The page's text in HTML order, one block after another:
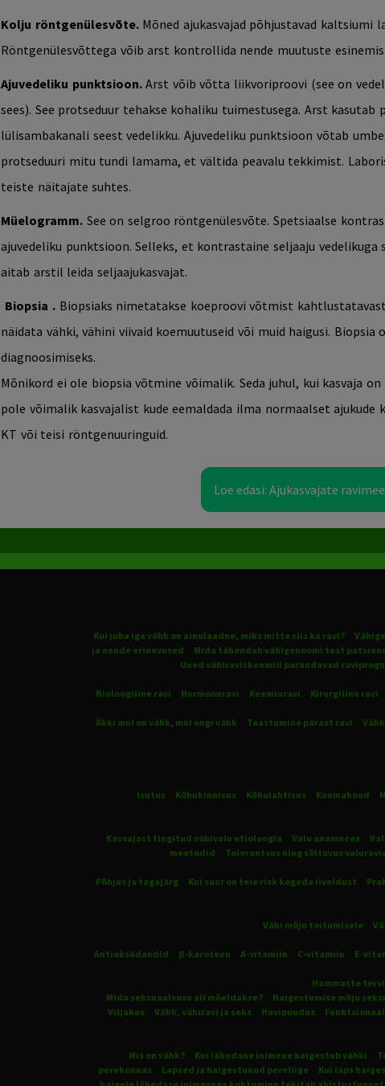
Kolju röntgenülesvõte. Mõned ajukasvajad põhjustavad kaltsiumi
Röntgenülesvõttega võib arst kontrollida nende muutuste
Ajuvedeliku punktsioon.Arst võib võtta liikvoriproovi (see on
sees). See protseduur tehakse kohaliku tuimestusega. Arst
lülisambakanali seest vedelikku. Ajuvedeliku punktsioon võtab
protseduuri mitu tundi lamama, et vältida peavalu tekkimist.
teiste näitajate suhtes.
Müelogramm. See on selgroo röntgenülesvõte. Spetsiaalse
ajuvedeliku punktsioon. Selleks, et kontrastaine seljaaju
aitab arstil leida seljaajukasvajat.
Biopsia . Biopsiaks nimetatakse koeproovi võtmist
näidata vähki, vähini viivaid koemuutuseid või muid haigusi. Biopsia
diagnoosimiseks.
Mõnikord ei ole biopsiavõtmine võimalik. Seda juhul, kui kasvajaon
pole võimalik kasvajalist kude eemaldada ilma normaalset ajukude
KT või teisi röntgenuuringuid.
Loe edasi: Ajukasvajate
Kui juba iga vähk on ainulaadne, miks mitte siis ka ravi?
ja nende erinevused
Mida tähendab vähigenoomi test
Uued vähiraviskeemid parandavad
Bioloogiline ravi
Hormoonravi Keemiaravi Kirurgiline ravi
Äkki mul on vähk, mul ongi vähk
Taastumine pärast ravi
Isutus
Kõhukinnisus Kõhulahtisus Kuumahood
Kasvajast tingitud vähivalu etioloogia
Valu anamnees
meetodid
Tolerantsus ning sõltuvus valuravis
Põhjus ja tagajärg
Kui suur on teie risk kogeda iiveldust
Vähi mõju toitumisele
Antioksüdandid
β-karoteen A-vitamiin C-vitamiin E-
Hammaste
Mida seksuaalsuse all mõeldakse?
Haigestumise mõju
Viljakus
Vähk, vähiravi ja seks Huvipuudus
Mis on vähk?
Kui lähedane inimene haigestub vähki
perekonnas
Lapsed ja haigestunud pereliige Kui laps